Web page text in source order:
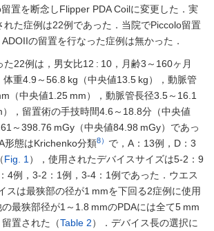
置を断念しFlipper PDA Coilに変更した．実
れた症例は22例であった．当院でPiccolo留置
の留置を行なった症例は無かった．
た22例は，男女比12 : 10，月齢3～160ヶ月
体重4.9～56.8 kg（中央値13.5 kg），動脈管
（中央値1.25 mm），動脈管長径3.5～16.1
，留置術の手技時間4.6～18.8分（中央値
～398.76 mGy（中央値84.98 mGy）であっ
形態はKrichenko分類8） で，A：13例，D：3
Fig. 1 ），使用されたデバイスサイズは5-2：9
4例，3-2：1例，3-4：1例であった．ウエス
スは最狭部の径が1 mmを下回る2症例に使用
最狭部径が1～1.8 mmのPDAには全て5 mm
置された（Table 2）．デバイス長の選択に